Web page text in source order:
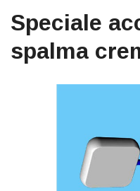
Speciale
spalma